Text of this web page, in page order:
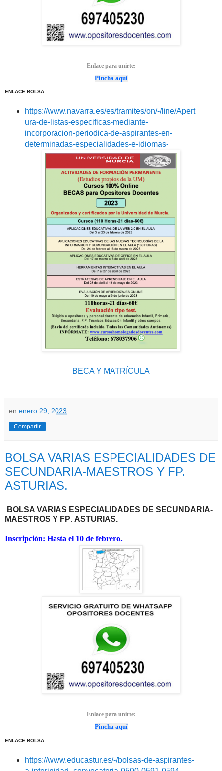
Enlace para unirte:
Pincha aquí
ENLACE BOLSA:
https://www.navarra.es/es/tramites/on/-/line/Apert
ura-de-listas-especificas-mediante-
incorporacion-periodica-de-aspirantes-en-
determinadas-especialidades-e-idiomas-
BECA Y MATRÍCULA
en enero 29, 2023
Compartir
BOLSA VARIAS ESPECIALIDADES DE
SECUNDARIA-MAESTROS Y FP.
ASTURIAS.
BOLSA VARIAS ESPECIALIDADES DE SECUNDARIA-
MAESTROS Y FP. ASTURIAS.
Inscripción: Hasta el 10 de febrero.
Enlace para unirte:
Pincha aquí
ENLACE BOLSA:
https://www.educastur.es/-/bolsas-de-aspirantes-